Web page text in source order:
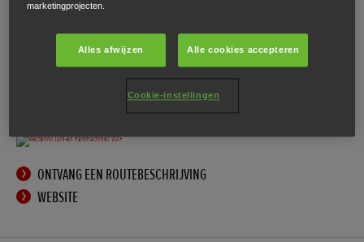
V.O.F.
,
ONTVANG EEN ROUTEBESCHRIJVING
WEBSITE
marketingprojecten.
Alles afwijzen Alle cookies accepteren
Cookie-instellingen